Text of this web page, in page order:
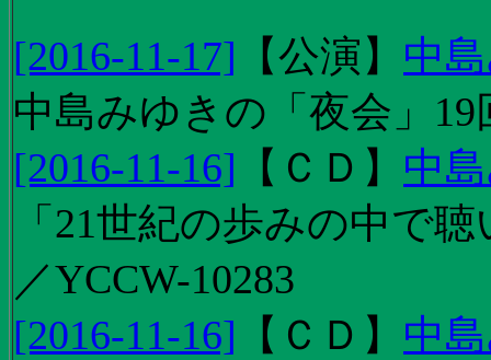
[2016-11-17] 【公演 】 中
中島みゆきの「夜会」
[2016-11-16] 【 ＣＤ 】 中
「21世紀の歩みの中で
／YCCW-10283
[2016-11-16] 【 ＣＤ 】 中